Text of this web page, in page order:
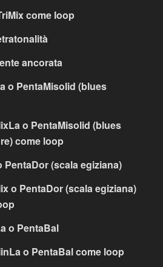
come loop
ancorata
o PentaMisolid (blues
o PentaMisolid (blues
come loop
PentaDor (scala egiziana)
o PentaDor (scala egiziana)
o PentaBal
o PentaBal come loop